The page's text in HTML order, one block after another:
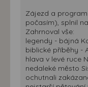
Zájezd a
počasím), splnil
Zahrnoval vše:
legendy - bájná
biblické příběhy -
hlava v levé ruce
nedaleké město
ochutnali